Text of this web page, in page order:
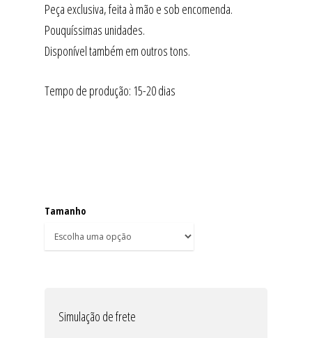
Peça exclusiva, feita à mão e sob encomenda.
Pouquíssimas unidades.
Disponível também em outros tons.
Tempo de produção: 15-20 dias
Tamanho
Simulação de frete